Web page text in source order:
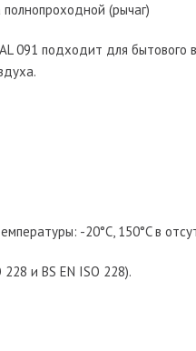
(рычаг)
091 подходит для бытового
-20°C, 150°C в
и BS EN ISO 228).